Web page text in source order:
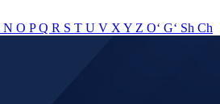
N O PQ R S T U V X Y Z O‘ G‘ Sh Ch